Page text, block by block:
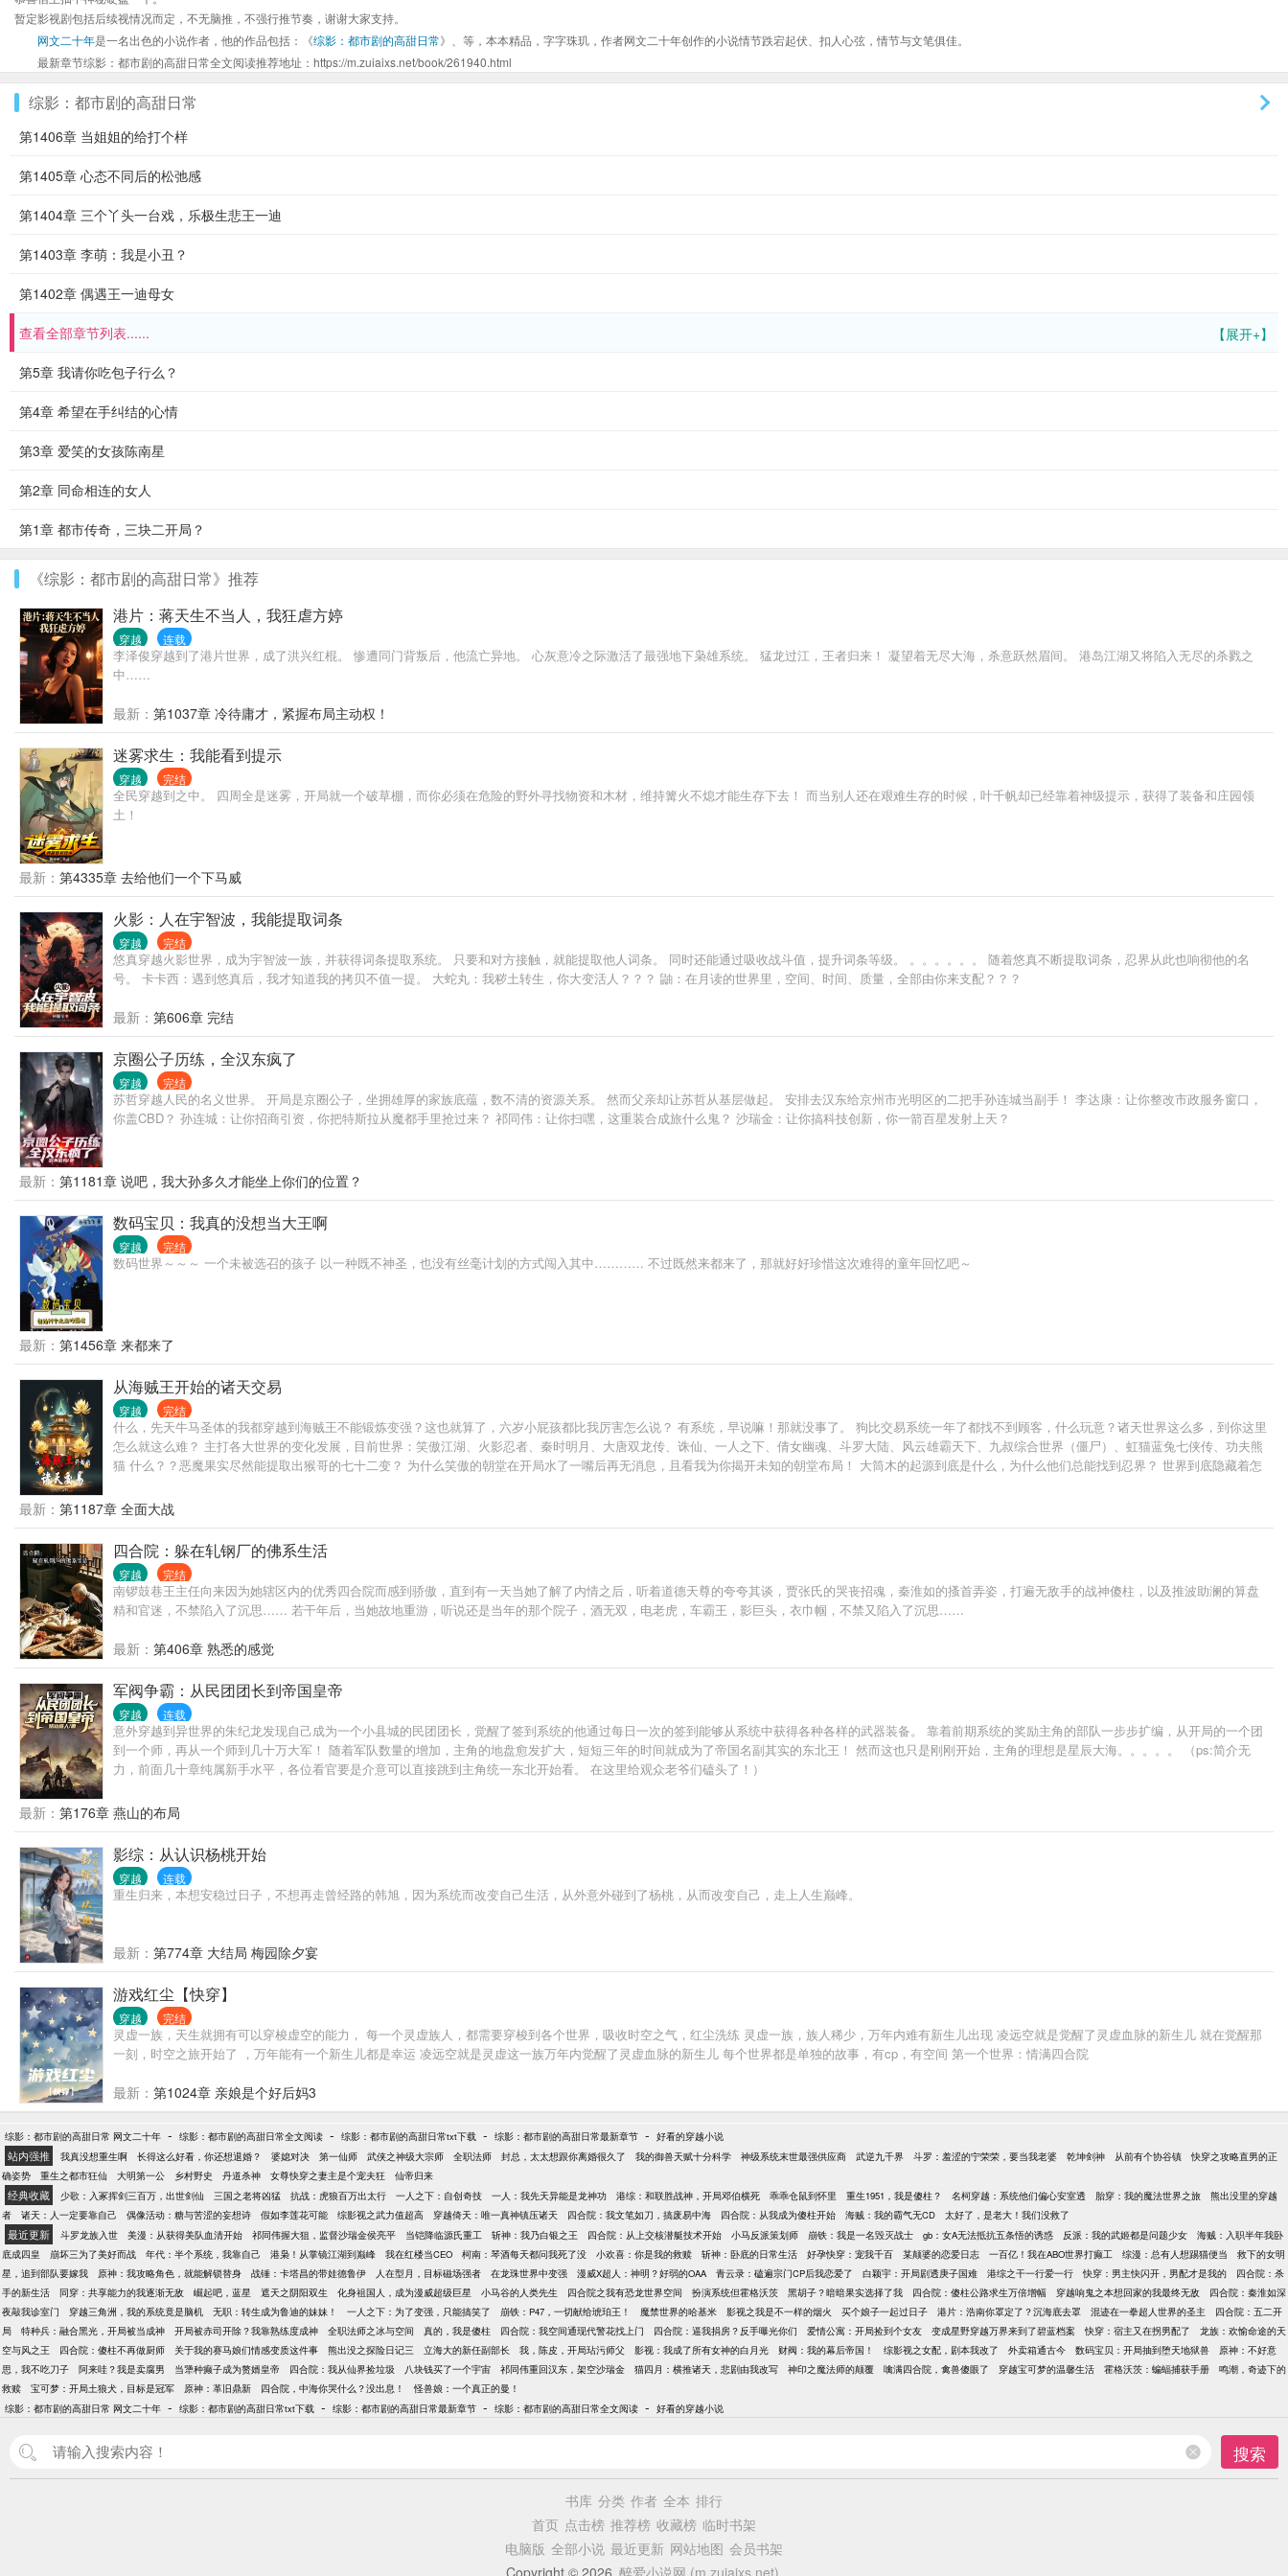
暂定影视剧包括后续视情况而定，不无脑推，不强行推节奏，谢谢大家支持。
网文二十年是一名出色的小说作者，他的作品包括：《综影：都市剧的高甜日常》、等，本本精品，字字珠玑，作者网文二十年创作的小说情节跌宕起伏、扣人心弦，情节与文笔俱佳。
最新章节综影：都市剧的高甜日常全文阅读推荐地址：https://m.zuiaixs.net/book/261940.html
综影：都市剧的高甜日常
第1406章 当姐姐的给打个样
第1405章 心态不同后的松弛感
第1404章 三个丫头一台戏，乐极生悲王一迪
第1403章 李萌：我是小丑？
第1402章 偶遇王一迪母女
【展开+】
查看全部章节列表......
第5章 我请你吃包子行么？
第4章 希望在手纠结的心情
第3章 爱笑的女孩陈南星
第2章 同命相连的女人
第1章 都市传奇，三块二开局？
《综影：都市剧的高甜日常》推荐
港片：蒋天生不当人，我狂虐方婷
穿越 连载
李泽俊穿越到了港片世界，成了洪兴红棍。 惨遭同门背叛后，他流亡异地。 心灰意冷之际激活了最强地下枭雄系统。 猛龙过江，王者归来！ 凝望着无尽大海，杀意跃然眉间。 港岛江湖又将陷入无尽的杀戮之
中……
最新： 第1037章 冷待庸才，紧握布局主动权！
迷雾求生：我能看到提示
穿越 完结
全民穿越到之中。 四周全是迷雾，开局就一个破草棚，而你必须在危险的野外寻找物资和木材，维持篝火不熄才能生存下去！ 而当别人还在艰难生存的时候，叶千帆却已经靠着神级提示，获得了装备和庄园领
土！
最新： 第4335章 去给他们一个下马威
火影：人在宇智波，我能提取词条
穿越 完结
悠真穿越火影世界，成为宇智波一族，并获得词条提取系统。 只要和对方接触，就能提取他人词条。 同时还能通过吸收战斗值，提升词条等级。 。。。。。。 随着悠真不断提取词条，忍界从此也响彻他的名
号。 卡卡西：遇到悠真后，我才知道我的拷贝不值一提。 大蛇丸：我秽土转生，你大变活人？？？ 鼬：在月读的世界里，空间、时间、质量，全部由你来支配？？？
最新： 第606章 完结
京圈公子历练，全汉东疯了
穿越 完结
苏哲穿越人民的名义世界。 开局是京圈公子，坐拥雄厚的家族底蕴，数不清的资源关系。 然而父亲却让苏哲从基层做起。 安排去汉东给京州市光明区的二把手孙连城当副手！ 李达康：让你整改市政服务窗口，
你盖CBD？ 孙连城：让你招商引资，你把特斯拉从魔都手里抢过来？ 祁同伟：让你扫嘿，这重装合成旅什么鬼？ 沙瑞金：让你搞科技创新，你一箭百星发射上天？
最新： 第1181章 说吧，我大孙多久才能坐上你们的位置？
数码宝贝：我真的没想当大王啊
穿越 完结
数码世界～～～ 一个未被选召的孩子 以一种既不神圣，也没有丝毫计划的方式闯入其中………… 不过既然来都来了，那就好好珍惜这次难得的童年回忆吧～
最新： 第1456章 来都来了
从海贼王开始的诸天交易
穿越 完结
什么，先天牛马圣体的我都穿越到海贼王不能锻炼变强？这也就算了，六岁小屁孩都比我厉害怎么说？ 有系统，早说嘛！那就没事了。 狗比交易系统一年了都找不到顾客，什么玩意？诸天世界这么多，到你这里
怎么就这么难？ 主打各大世界的变化发展，目前世界：笑傲江湖、火影忍者、秦时明月、大唐双龙传、诛仙、一人之下、倩女幽魂、斗罗大陆、风云雄霸天下、九叔综合世界（僵尸）、虹猫蓝兔七侠传、功夫熊
猫 什么？？恶魔果实尽然能提取出猴哥的七十二变？ 为什么笑傲的朝堂在开局水了一嘴后再无消息，且看我为你揭开未知的朝堂布局！ 大筒木的起源到底是什么，为什么他们总能找到忍界？ 世界到底隐藏着怎
率先知道了后续，异人的发展到底会走向何方，天师度和各大门派到底在隐藏什么？ 燕赤霞拿到了剧本，聊斋又会出现什么新的变化？千仞雪看着面前的鸳鸯锅，看你七怪怎么崛起？ 风云你们还不乖乖到到本帮
主的碗里来？
最新： 第1187章 全面大战
四合院：躲在轧钢厂的佛系生活
穿越 完结
南锣鼓巷王主任向来因为她辖区内的优秀四合院而感到骄傲，直到有一天当她了解了内情之后，听着道德天尊的夸夸其谈，贾张氏的哭丧招魂，秦淮如的搔首弄姿，打遍无敌手的战神傻柱，以及推波助澜的算盘
精和官迷，不禁陷入了沉思…… 若干年后，当她故地重游，听说还是当年的那个院子，酒无双，电老虎，车霸王，影巨头，衣巾帼，不禁又陷入了沉思……
最新： 第406章 熟悉的感觉
军阀争霸：从民团团长到帝国皇帝
穿越 连载
意外穿越到异世界的朱纪龙发现自己成为一个小县城的民团团长，觉醒了签到系统的他通过每日一次的签到能够从系统中获得各种各样的武器装备。 靠着前期系统的奖励主角的部队一步步扩编，从开局的一个团
到一个师，再从一个师到几十万大军！ 随着军队数量的增加，主角的地盘愈发扩大，短短三年的时间就成为了帝国名副其实的东北王！ 然而这也只是刚刚开始，主角的理想是星辰大海。。。。。 （ps:简介无
力，前面几十章纯属新手水平，各位看官要是介意可以直接跳到主角统一东北开始看。 在这里给观众老爷们磕头了！）
最新： 第176章 燕山的布局
影综：从认识杨桃开始
穿越 连载
重生归来，本想安稳过日子，不想再走曾经路的韩旭，因为系统而改变自己生活，从外意外碰到了杨桃，从而改变自己，走上人生巅峰。
最新： 第774章 大结局 梅园除夕宴
游戏红尘【快穿】
穿越 完结
灵虚一族，天生就拥有可以穿梭虚空的能力， 每一个灵虚族人，都需要穿梭到各个世界，吸收时空之气，红尘洗练 灵虚一族，族人稀少，万年内难有新生儿出现 凌远空就是觉醒了灵虚血脉的新生儿 就在觉醒那
一刻，时空之旅开始了 ，万年能有一个新生儿都是幸运 凌远空就是灵虚这一族万年内觉醒了灵虚血脉的新生儿 每个世界都是单独的故事，有cp，有空间 第一个世界：情满四合院
最新： 第1024章 亲娘是个好后妈3
综影：都市剧的高甜日常 网文二十年 - 综影：都市剧的高甜日常全文阅读 - 综影：都市剧的高甜日常txt下载 - 综影：都市剧的高甜日常最新章节 - 好看的穿越小说
站内强推 我真没想重生啊 长得这么好看，你还想退婚？ 婆媳对决 第一仙师 武侠之神级大宗师 全职法师 封总，太太想跟你离婚很久了 我的御兽天赋十分科学 神级系统末世最强供应商 武逆九千界 斗罗：羞涩的宁荣荣，要当我老婆 乾坤剑神 从前有个协谷镇
快穿之攻略直男的正
确姿势
重生之都市狂仙 大明第一公 乡村野史 丹道杀神 女尊快穿之妻主是个宠夫狂 仙帝归来
经典收藏 少歌：入冢挥剑三百万，出世剑仙 三国之老将凶猛 抗战：虎狼百万出太行 一人之下：自创奇技 一人：我先天异能是龙神功 港综：和联胜战神，开局邓伯横死 乖乖仓鼠到怀里 重生1951，我是傻柱？ 名柯穿越：系统他们偏心安室透 胎穿：我的魔法世界之旅
熊出没里的穿越
者
诸天：人一定要靠自己 偶像活动：糖与苦涩的妄想诗 假如李莲花可能 综影视之武力值超高 穿越倚天：唯一真神镇压诸天 四合院：我文笔如刀，搞废易中海 四合院：从我成为傻柱开始 海贼：我的霸气无CD 太好了，是老大！我们没救了
最近更新 斗罗龙族入世 美漫：从获得美队血清开始 祁同伟握大狙，监督沙瑞金侯亮平 当铠降临源氏重工 斩神：我乃白银之王 四合院：从上交核潜艇技术开始 小马反派策划师 崩铁：我是一名毁灭战士 gb：女A无法抵抗五条悟的诱惑 反派：我的武姬都是问题少女
海贼：入职半年我卧
底成四皇
崩坏三为了美好而战 年代：半个系统，我靠自己 港枭！从掌镜江湖到巅峰 我在红楼当CEO 柯南：琴酒每天都问我死了没 小欢喜：你是我的救赎 斩神：卧底的日常生活 好孕快穿：宠我千百 某颠婆的恋爱日志 一百亿！我在ABO世界打癫工 综漫：总有人想踢猫便当
救下的女明
星，追到部队要嫁我
原神：我攻略角色，就能解锁替身 战锤：卡塔昌的带娃德鲁伊 人在型月，目标磁场强者 在龙珠世界中变强 漫威X超人：神明？好弱的OAA 青云录：磕遍宗门CP后我恋爱了 白颖宇：开局剧透庚子国难 港综之干一行爱一行 快穿：男主快闪开，男配才是我的
四合院：杀
手的新生活
同穿：共享能力的我逐渐无敌 崛起吧，蓝星 遮天之阴阳双生 化身祖国人，成为漫威超级巨星 小马谷的人类先生 四合院之我有恐龙世界空间 扮演系统但霍格沃茨 黑胡子？暗暗果实选择了我 四合院：傻柱公路求生万倍增幅 穿越响鬼之本想回家的我最终无敌
四合院：秦淮如深
夜敲我诊室门
穿越三角洲，我的系统竟是脑机 无职：转生成为鲁迪的妹妹！ 一人之下：为了变强，只能搞笑了 崩铁：P47，一切献给琥珀王！ 魔禁世界的哈基米 影视之我是不一样的烟火 买个娘子一起过日子 港片：浩南你罩定了？沉海底去罩 混迹在一拳超人世界的圣主
四合院：五二开
局
特种兵：融合黑光，开局被当成神 开局被赤司开除？我靠熟练度成神 全职法师之冰与空间 真的，我是傻柱 四合院：我空间通现代警花找上门 四合院：逼我捐房？反手曝光你们 爱情公寓：开局捡到个女友 变成星野穿越万界来到了碧蓝档案 快穿：宿主又在拐男配了
龙族：欢愉命途的天
空与风之王
四合院：傻柱不再做厨师 关于我的赛马娘们情感变质这件事 熊出没之探险日记三 立海大的新任副部长 我，陈皮，开局玷污师父 影视：我成了所有女神的白月光 财阀：我的幕后帝国！ 综影视之女配，剧本我改了 外卖箱通古今 数码宝贝：开局抽到堕天地狱兽
原神：不好意
思，我不吃刀子
阿来哇？我是卖腐男 当犟种癫子成为赘婿皇帝 四合院：我从仙界捡垃圾 八块钱买了一个宇宙 祁同伟重回汉东，架空沙瑞金 猫四月：横推诸天，悲剧由我改写 神印之魔法师的颠覆 噙满四合院，禽兽傻眼了 穿越宝可梦的温馨生活 霍格沃茨：蝙蝠捕获手册
鸣潮，奇迹下的
救赎
宝可梦：开局土狼犬，目标是冠军 原神：革旧鼎新 四合院，中海你哭什么？没出息！
怪兽娘：一个真正的曼！
综影：都市剧的高甜日常 网文二十年 - 综影：都市剧的高甜日常txt下载 - 综影：都市剧的高甜日常最新章节 - 综影：都市剧的高甜日常全文阅读 - 好看的穿越小说
搜索
书库 分类 作者 全本 排行
首页 点击榜 推荐榜 收藏榜 临时书架
电脑版 全部小说 最近更新 网站地图 会员书架
Copyright © 2026 醉爱小说网 (m.zuiaixs.net)